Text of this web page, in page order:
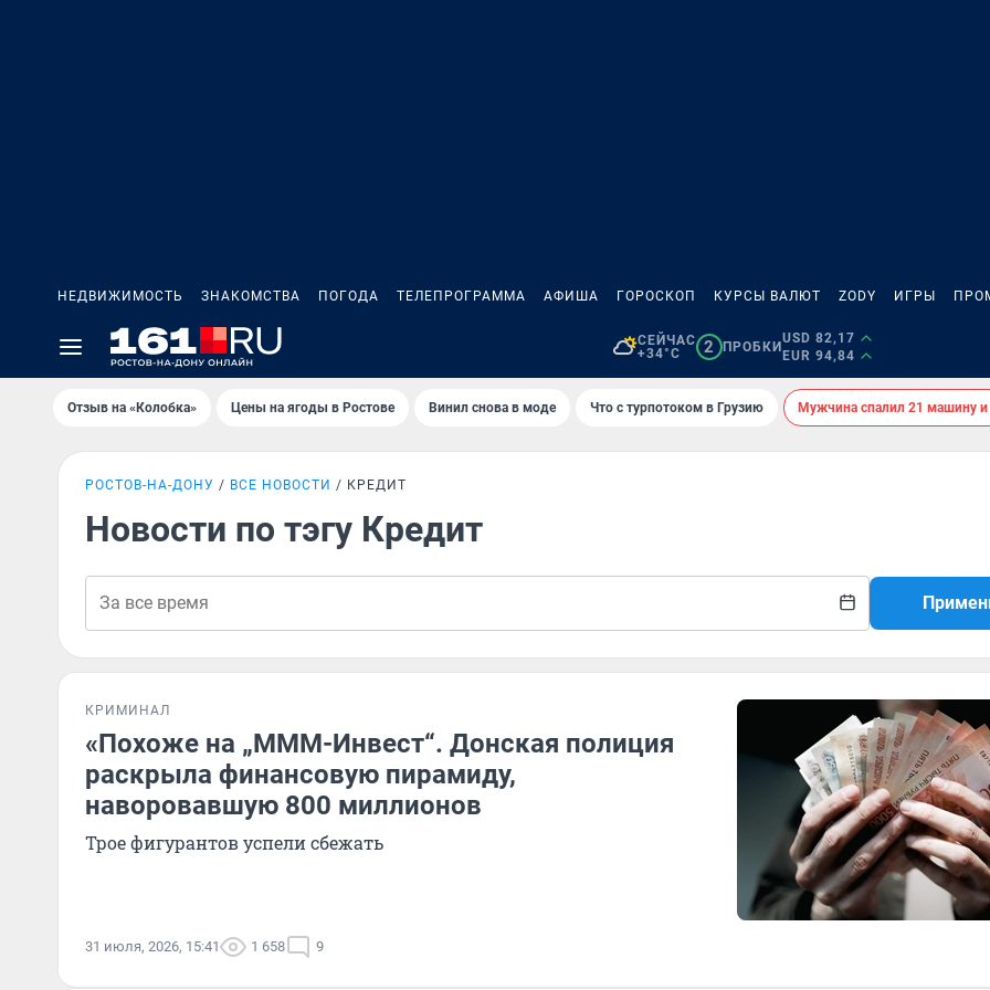
НЕДВИЖИМОСТЬ ЗНАКОМСТВА ПОГОДА ТЕЛЕПРОГРАММА АФИША ГОРОСКОП КУРСЫ ВАЛЮТ ZODY ИГРЫ
СЕЙЧАС
+34°C
2 ПРОБКИ
USD 82,17
EUR 94,84
Отзыв на «Колобка» Цены на ягоды в Ростове Винил снова в моде Что с турпотоком в Грузию Мужчина спалил 21 машину
РОСТОВ-НА-ДОНУ ВСЕ НОВОСТИ КРЕДИТ
Новости по тэгу Кредит
КРИМИНАЛ
«Похоже на „МММ-Инвест“. Донская полиция
раскрыла финансовую пирамиду,
наворовавшую 800 миллионов
Трое фигурантов успели сбежать
31 июля, 2026, 15:41 1 658 9